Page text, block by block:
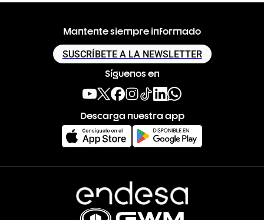
Mantente siempre informado
SUSCRÍBETE A LA NEWSLETTER
Síguenos en
Descarga nuestra app